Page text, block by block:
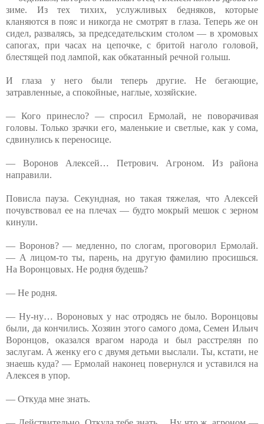
зиме. Из тех тихих, услужливых бедняков, которые
кланяются в пояс и никогда не смотрят в глаза. Теперь же он
сидел, развалясь, за председательским столом — в хромовых
сапогах, при часах на цепочке, с бритой наголо головой,
блестящей под лампой, как обкатанный речной голыш.
И глаза у него были теперь другие. Не бегающие,
затравленные, а спокойные, наглые, хозяйские.
— Кого принесло? — спросил Ермолай, не поворачивая
головы. Только зрачки его, маленькие и светлые, как у сома,
сдвинулись к переносице.
— Воронов Алексей… Петрович. Агроном. Из района
направили.
Повисла пауза. Секундная, но такая тяжелая, что Алексей
почувствовал ее на плечах — будто мокрый мешок с зерном
кинули.
— Воронов? — медленно, по слогам, проговорил Ермолай.
— А лицом-то ты, парень, на другую фамилию просишься.
На Воронцовых. Не родня будешь?
— Не родня.
— Ну-ну… Вороновых у нас отродясь не было. Воронцовы
были, да кончились. Хозяин этого самого дома, Семен Ильич
Воронцов, оказался врагом народа и был расстрелян по
заслугам. А женку его с двумя детьми выслали. Ты, кстати, не
знаешь куда? — Ермолай наконец повернулся и уставился на
Алексея в упор.
— Откуда мне знать.